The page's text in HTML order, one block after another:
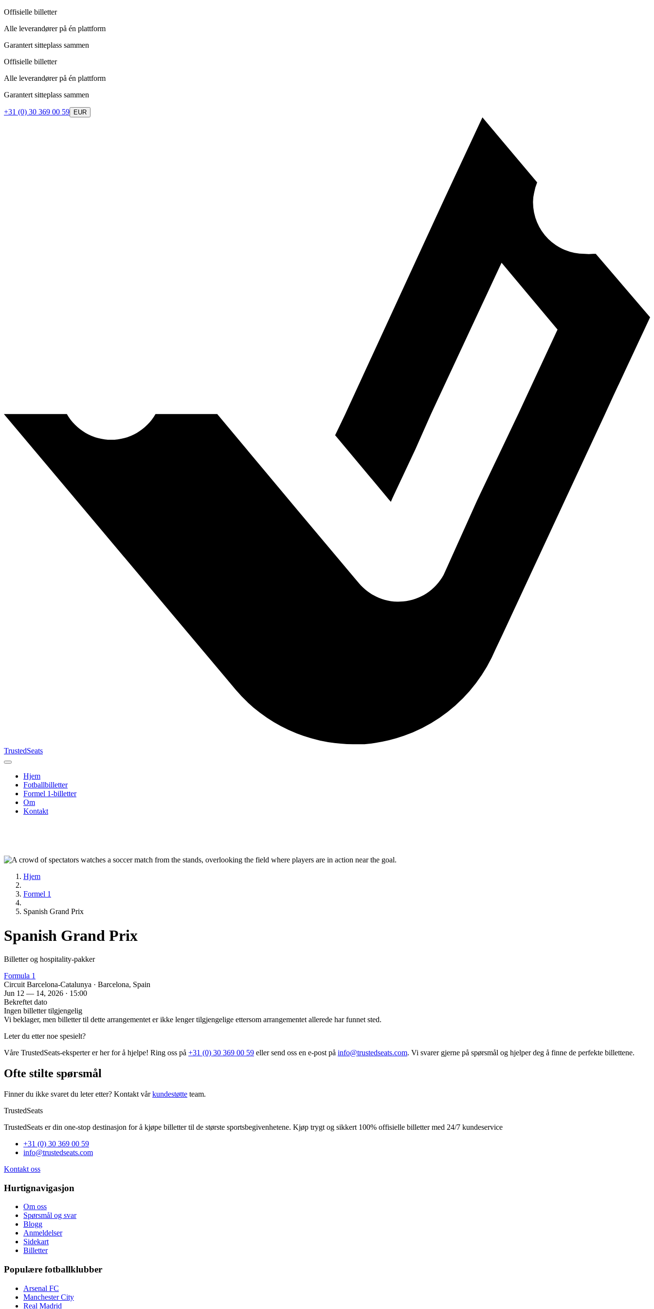
Offisielle billetter
Alle leverandører på én plattform
Garantert sitteplass sammen
Offisielle billetter
Alle leverandører på én plattform
Garantert sitteplass sammen
+31 (0) 30 369 00 59 EUR
TrustedSeats
Hjem
Fotballbilletter
Formel 1-billetter
Om
Kontakt
Hjem
Formel 1
Spanish Grand Prix
Spanish Grand Prix
Billetter og hospitality‑pakker
Formula 1
Circuit Barcelona-Catalunya · Barcelona, Spain
Jun 12 — 14, 2026 · 15:00
Bekreftet dato
Ingen billetter tilgjengelig
Vi beklager, men billetter til dette arrangementet er ikke lenger tilgjengelige ettersom arrangementet allerede har funnet sted.
Leter du etter noe spesielt?
Våre TrustedSeats‑eksperter er her for å hjelpe! Ring oss på +31 (0) 30 369 00 59 eller send oss en e‑post på info@trustedseats.com. Vi svarer gjerne på spørsmål og hjelper deg å finne de perfekte billettene.
Ofte stilte spørsmål
Finner du ikke svaret du leter etter? Kontakt vårkundestøtte team.
TrustedSeats
TrustedSeats er din one-stop destinasjon for å kjøpe billetter til de største sportsbegivenhetene. Kjøp trygt og sikkert 100% offisielle billetter med 24/7 kundeservice
+31 (0) 30 369 00 59
info@trustedseats.com
Kontakt oss
Hurtignavigasjon
Om oss
Spørsmål og svar
Blogg
Anmeldelser
Sidekart
Billetter
Populære fotballklubber
Arsenal FC
Manchester City
Real Madrid